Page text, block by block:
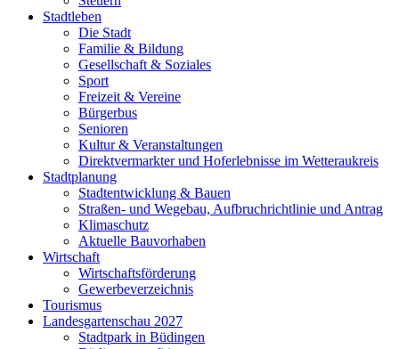
Stadtleben
Die Stadt
Familie & Bildung
Gesellschaft & Soziales
Sport
Freizeit & Vereine
Bürgerbus
Senioren
Kultur & Veranstaltungen
Direktvermarkter und Hoferlebnisse im Wetteraukreis
Stadtplanung
Stadtentwicklung & Bauen
Straßen- und Wegebau, Aufbruchrichtlinie und Antrag
Klimaschutz
Aktuelle Bauvorhaben
Wirtschaft
Wirtschaftsförderung
Gewerbeverzeichnis
Tourismus
Landesgartenschau 2027
Stadtpark in Büdingen